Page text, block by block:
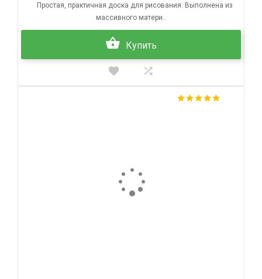
Простая, практичная доска для рисования. Выполнена из
массивного матери..
Купить